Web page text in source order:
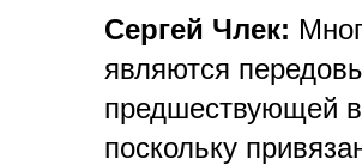
Сергей Члек:
являются
предшествующей
поскольку